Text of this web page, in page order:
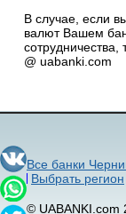
В случае, если
валют Вашем
@ uabanki.com
Все банки
Выбрать регион
© UABANKI.com